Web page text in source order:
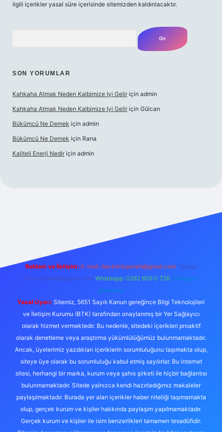
ilgili içerikler yasal süre içerisinde sitemizden kaldırılacaktır.
SON YORUMLAR
Kahkaha Atmak Neden Kalbimize Iyi Gelir için admin
Kahkaha Atmak Neden Kalbimize Iyi Gelir için Gülcan
Bükümcü Ne Demek için admin
Bükümcü Ne Demek için Rana
Kaliteli Enerji Nedir için admin
Reklam ve İletişim: E-mail: backlinkpaneli@gmail.com Teams:
forumhizmeti@gmail.com Whatsapp: 0262 606 0 726 Telegram:
@karabul
Yasal Uyarı: Sitemiz, 5651 Sayılı Kanun gereğince Bilgi Teknolojileri
ve İletişim Kurumu (BTK) tarafından onaylanmış bir Yer Sağlayıcı
olarak hizmet vermektedir. Bu nedenle, sitedeki içerikleri proaktif
olarak denetleme veya araştırma yükümlülüğümüz bulunmamaktadır.
Ancak, üyelerimiz yazdıkları içeriklerin sorumluluğunu taşımakta olup,
siteye üye olarak bu sorumluluğu kabul etmiş sayılırlar. Bu internet
sitesi, herhangi bir marka, kurum veya şahıs şirketi ile hiçbir bağlantısı
bulunmamaktadır. Sitede yalnızca kendi hazırladığımız makaleler
paylaşılmaktadır. Burada yer alan içerikler haber niteliği taşımamakta
olup, gerçek kurum ve kişiler hakkında paylaşım yapılmamaktadır.
Gerçek kurum ve kişiler ile isim benzerlikleri tamamen tesadüfidir.